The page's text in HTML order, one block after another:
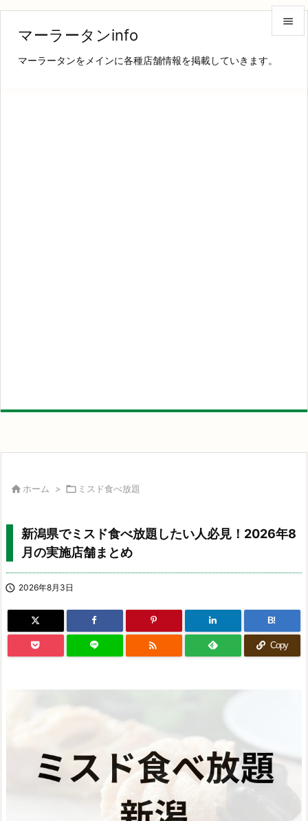
マーラータンinfo
マーラータンをメインに各種店舗情報を掲載していきます。

 ホーム >  ミスド食べ放題
新潟県でミスド食べ放題したい人必見！2026年8
月の実施店舗まとめ
 2026年8月3日
B!
 Copy